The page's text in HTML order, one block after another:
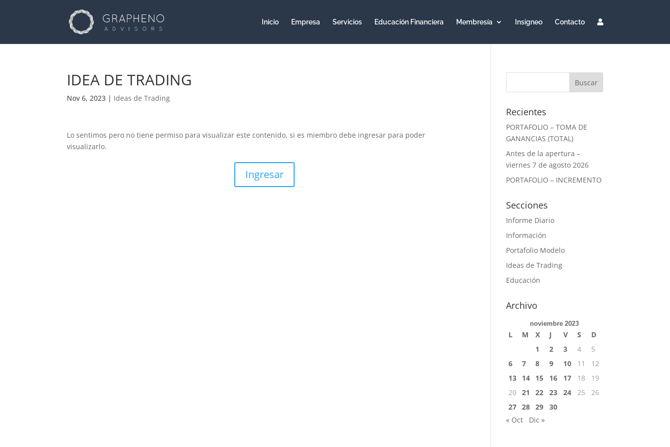
Inicio Empresa Servicios Educación Financiera Membresía Insigneo Contacto
IDEA DE TRADING
Nov 6, 2023 | Ideas de Trading
Lo sentimos pero no tiene permiso para visualizar este contenido, si es miembro debe ingresar para poder
visualizarlo.
Ingresar
Recientes
PORTAFOLIO – TOMA DE
GANANCIAS (TOTAL)
Antes de la apertura –
viernes 7 de agosto 2026
PORTAFOLIO – INCREMENTO
Secciones
Informe Diario
Información
Portafolio Modelo
Ideas de Trading
Educación
Archivo
noviembre 2023
L M X J V S
D
1
2 3 4
5
6
7 8 9 10 11
12
13
14 15 16 17 18
19
20 21 22 23 24 25
26
27 28 29
30
« Oct
Dic »